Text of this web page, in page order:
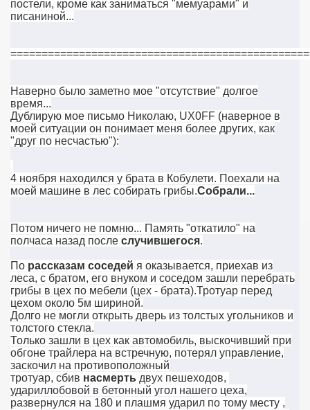
постели, кроме как заниматься "мемуарами" и
писаниной...
Наверно было заметно мое "отсутствие" долгое
время...
Дублирую мое письмо Николаю, UX0FF (наверное в
моей ситуации он понимает меня более других, как
"друг по несчастью"):
4 ноября находился у брата в Кобулети. Поехали на
моей машине в лес собирать грибы.Собрали...
Потом ничего не помню... Память "откатило" на
полчаса назад после случившегося.
По рассказам соседей я оказывается, приехав из
леса, с братом, его внуком и соседом зашли перебрать
грибы в цех по мебели (цех - брата).Тротуар перед
цехом около 5м шириной.
Долго не могли открыть дверь из толстых угольников и
толстого стекла.
Только зашли в цех как автомобиль, выскочивший при
обгоне трайлера на встречную, потерял управление,
заскочил на противоположный
тротуар, сбив насмерть двух пешеходов,
удариллобовой в бетонный угол нашего цеха,
развернулся на 180 и плашмя ударил по тому месту ,